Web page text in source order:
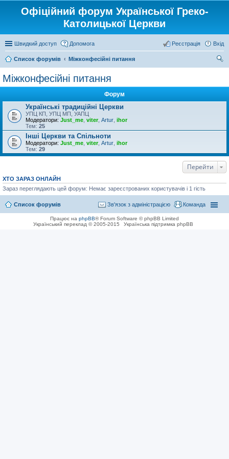
Офіційний форум Української Греко-
Католицької Церкви
Швидкий доступ Допомога Вхід
Реєстрація
Список форумів
Міжконфесійні питання
Міжконфесійні питання
Форум
Українські традиційні Церкви
УПЦ КП, УПЦ МП, УАПЦ
Модератори: Just_me viter, Artur ihor
Тем: 25
Інші Церкви та Спільноти
Модератори: Just_me viter, Artur ihor
Тем: 29
Перейти
ХТО ЗАРАЗ ОНЛАЙН
Зараз переглядають цей форум: Немає зареєстрованих користувачів і 1 гість
Список форумів Команда
Зв'язок з адміністрацією
Працює на phpBB® Forum Software © phpBB Limited
Український переклад © 2005-2015
Українська підтримка phpBB